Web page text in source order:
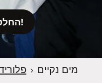
החלטתי לנסות!
› מים נקיים